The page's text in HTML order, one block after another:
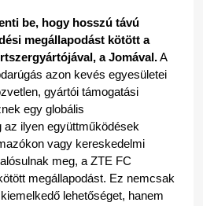
be, hogy hosszú távú
megállapodást kötött a
a Jomával. A
azon kevés egyesületei
gyártói támogatási
egy globális
ilyen együttműködések
vagy kereskedelmi
meg, a ZTE FC
megállapodást. Ez nemcsak
lehetőséget, hanem